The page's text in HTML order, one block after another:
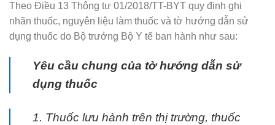
Theo Điều 13 Thông tư 01/2018/TT-BYT quy định ghi
nhãn thuốc, nguyên liệu làm thuốc và tờ hướng dẫn sử
dụng thuốc do Bộ trưởng Bộ Y tế ban hành như sau:
Yêu cầu chung của tờ hướng dẫn sử
dụng thuốc
1. Thuốc lưu hành trên thị trường, thuốc